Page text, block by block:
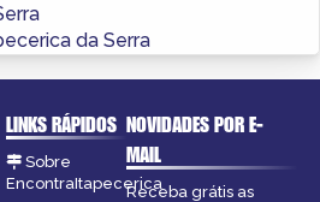
da Serra
LINKS RÁPIDOS
Sobre
EncontraItapecerica
NOVIDADES POR E-
MAIL
Receba grátis as